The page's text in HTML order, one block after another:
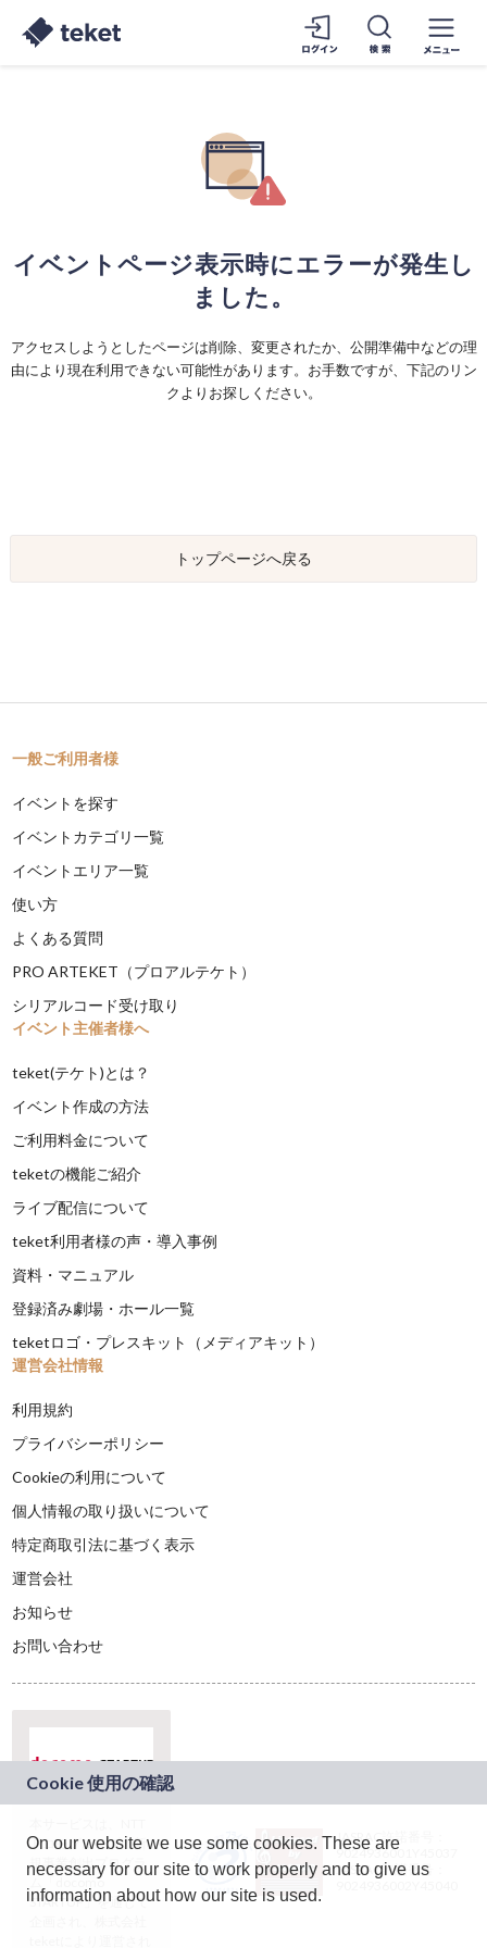
イベントページ表示時にエラーが発生し
ました。
アクセスしようとしたページは削除、変更されたか、公開準備中などの理
由により現在利用できない可能性があります。お手数ですが、下記のリン
クよりお探しください。
トップページへ戻る
一般ご利用者様
イベントを探す
イベントカテゴリ一覧
イベントエリア一覧
使い方
よくある質問
PRO ARTEKET（プロアルテケト）
シリアルコード受け取り
イベント主催者様へ
teket(テケト)とは？
イベント作成の方法
ご利用料金について
teketの機能ご紹介
ライブ配信について
teket利用者様の声・導入事例
資料・マニュアル
登録済み劇場・ホール一覧
teketロゴ・プレスキット（メディアキット）
運営会社情報
利用規約
プライバシーポリシー
Cookieの利用について
個人情報の取り扱いについて
特定商取引法に基づく表示
運営会社
お知らせ
お問い合わせ
ドコモグループの新
規事業創出プログラ
ム「docomo
STARTUP」を通じて
JASRAC許諾番号：
9024936001Y45037
JASRAC許諾番号：
On our website we use some cookies. These are
necessary for our site to work properly and to give us
information about how our site is used.